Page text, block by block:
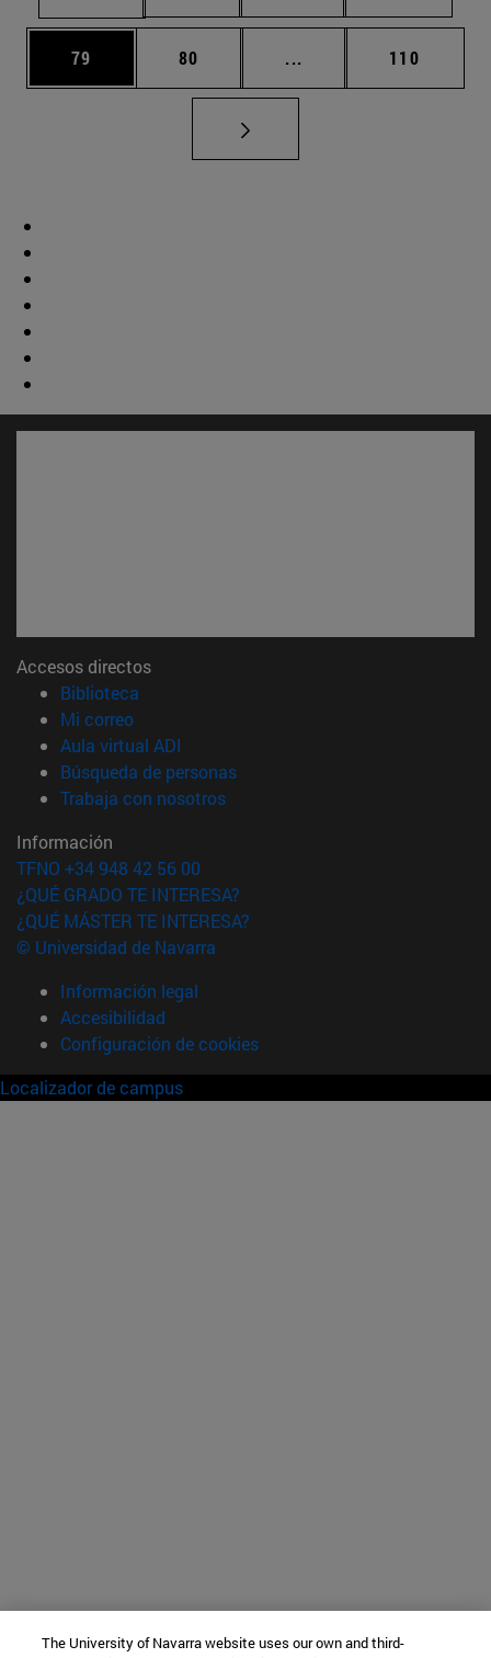
Página
79 Página
80 ... Páginas intermedias
Página
110
Accesos directos
Biblioteca
Mi correo(abre en nueva ventana)
Aula virtual ADI
Búsqueda de personas(abre en nueva ventana)
Trabaja con nosotros(abre en nueva ventana)
Información
TFNO +34 948 42 56 00
¿QUÉ GRADO TE INTERESA?
¿QUÉ MÁSTER TE INTERESA?
© Universidad de Navarra
Información legal
Accesibilidad
Configuración de cookies
Localizador de campus
The University of Navarra website uses our own and third-